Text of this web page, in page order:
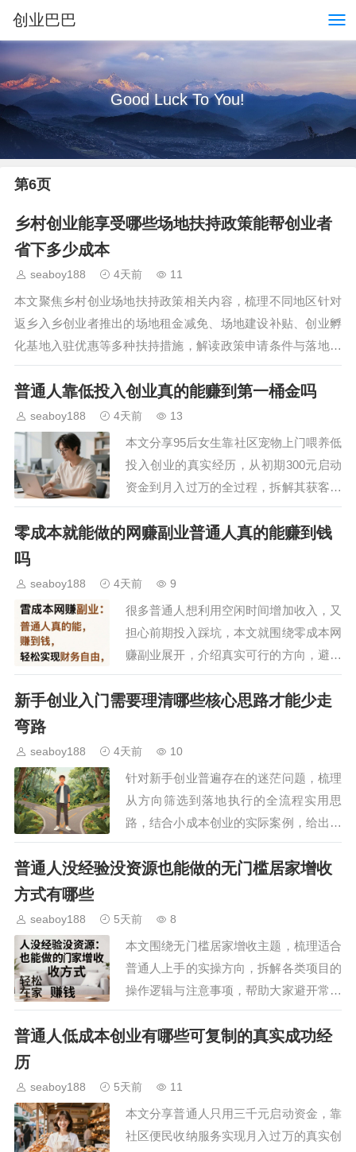
创业巴巴
Good Luck To You!
第6页
乡村创业能享受哪些场地扶持政策能帮创业者
省下多少成本
seaboy188 4天前 11
本文聚焦乡村创业场地扶持政策相关内容，梳理不同地区针对
返乡入乡创业者推出的场地租金减免、场地建设补贴、创业孵
化基地入驻优惠等多种扶持措施，解读政策申请条件与落地效
果，为有意向在乡村创业的群体提供实用参…
普通人靠低投入创业真的能赚到第一桶金吗
seaboy188 4天前 13
本文分享95后女生靠社区宠物上门喂养低
投入创业的真实经历，从初期300元启动
资金到月入过万的全过程，拆解其获客、
运营、留存的实用方法，为想尝试低投入
创业的普通人提供可参考的落地思路。…
零成本就能做的网赚副业普通人真的能赚到钱
吗
seaboy188 4天前 9
很多普通人想利用空闲时间增加收入，又
担心前期投入踩坑，本文就围绕零成本网
赚副业展开，介绍真实可行的方向，避开
常见套路，帮大家找到适合自己的增收路
径，不用投入资金也能靠自身时间和技能
新手创业入门需要理清哪些核心思路才能少走
弯路
seaboy188 4天前 10
针对新手创业普遍存在的迷茫问题，梳理
从方向筛选到落地执行的全流程实用思
路，结合小成本创业的实际案例，给出可
落地的行动建议，帮助初次创业者避开常
见陷阱，用更低的试错成本搭建稳定的创
普通人没经验没资源也能做的无门槛居家增收
方式有哪些
seaboy188 5天前 8
本文围绕无门槛居家增收主题，梳理适合
普通人上手的实操方向，拆解各类项目的
操作逻辑与注意事项，帮助大家避开常见
增收陷阱，利用碎片化时间获得额外收
入，兼顾家庭与工作平衡，找到适合自身
普通人低成本创业有哪些可复制的真实成功经
历
seaboy188 5天前 11
本文分享普通人只用三千元启动资金，靠
社区便民收纳服务实现月入过万的真实创